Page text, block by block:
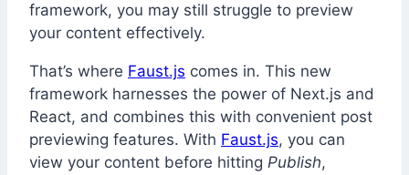
framework, you may still struggle to preview
your content effectively.
That’s where Faust.js comes in. This new
framework harnesses the power of Next.js and
React, and combines this with convenient post
previewing features. With Faust.js, you can
view your content before hitting Publish,